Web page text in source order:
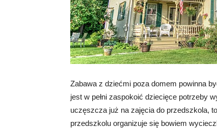
Zabawa z dziećmi poza domem powinna
jest w pełni zaspokoić dziecięce potrzeby
uczęszcza już na zajęcia do przedszkola,
przedszkolu organizuje się bowiem